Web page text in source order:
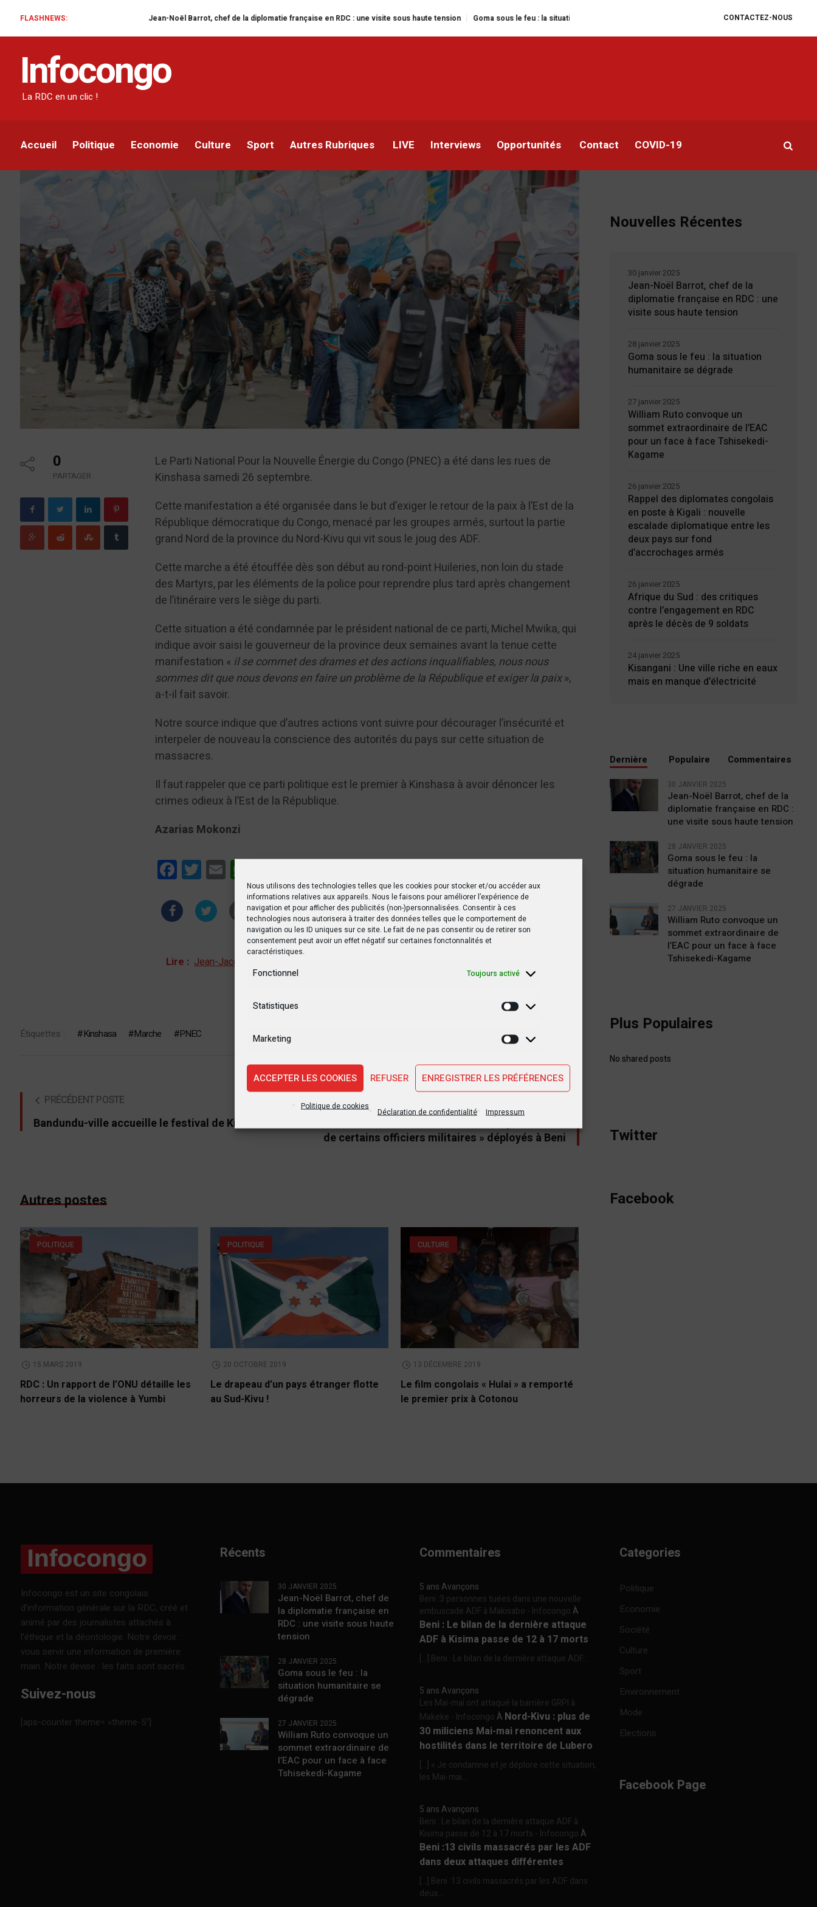
Nous utilisons des technologies telles que les cookies pour stocker et/ou accéder aux
informations relatives aux appareils. Nous le faisons pour améliorer l’expérience de
navigation et pour afficher des publicités (non-)personnalisées. Consentir à ces
technologies nous autorisera à traiter des données telles que le comportement de
navigation ou les ID uniques sur ce site. Le fait de ne pas consentir ou de retirer son
consentement peut avoir un effet négatif sur certaines fonctonnalités et
caractéristiques.
Fonctionnel Toujours activé
Statistiques
Statistiques
Marketing
Marketing
ACCEPTER LES COOKIES REFUSER ENREGISTRER LES PRÉFÉRENCES
Politique de cookies
Déclaration de confidentialité Impressum
CONTACTEZ-NOUS
FLASHNEWS: Jean-Noël Barrot, chef de la diplomatie française en RDC : une visite sous haute tension Goma sous le feu : la situation humanitaire se dégrade William Ruto convoque un sommet extraordinaire de
Infocongo
La RDC en un clic !
Accueil Politique Economie Culture Sport Autres Rubriques LIVE Interviews Opportunités Contact COVID-19
Kinshasa : Le PNEC dans la rue pour dénoncer les
tueries à l’Est du pays
0
PARTAGER
Le Parti National Pour la Nouvelle Énergie du Congo (PNEC) a été dans les rues de
Kinshasa samedi 26 septembre.
Cette manifestation a été organisée dans le but d’exiger le retour de la paix à l’Est de la
République démocratique du Congo, menacé par les groupes armés, surtout la partie
grand Nord de la province du Nord-Kivu qui vit sous le joug des ADF.
Cette marche a été étouffée dès son début au rond-point Huileries, non loin du stade
des Martyrs, par les éléments de la police pour reprendre plus tard après changement
de l’itinéraire vers le siège du parti.
Cette situation a été condamnée par le président national de ce parti, Michel Mwika, qui
indique avoir saisi le gouverneur de la province deux semaines avant la tenue cette
manifestation « il se commet des drames et des actions inqualifiables, nous nous
sommes dit que nous devons en faire un problème de la République et exiger la paix»,
a-t-il fait savoir.
Notre source indique que d’autres actions vont suivre pour décourager l’insécurité et
interpeler de nouveau la conscience des autorités du pays sur cette situation de
massacres.
Il faut rappeler que ce parti politique est le premier à Kinshasa à avoir dénoncer les
crimes odieux à l’Est de la République.
Azarias Mokonzi
FacebookTwitterEmail
Lire : Jean-Jacques Otshudiema: La TNT est opérationnelle en RDC
Étiquettes : Kinshasa Marche PNEC
PRÉCÉDENT POSTE
Bandundu-ville accueille le festival de Kimvuka
de certains officiers militaires » déployés à Beni
Autres postes
POLITIQUE
15 MARS 2019
RDC : Un rapport de l’ONU détaille les
horreurs de la violence à Yumbi
POLITIQUE
20 OCTOBRE 2019
Le drapeau d’un pays étranger flotte
au Sud-Kivu !
CULTURE
13 DÉCEMBRE 2019
Le film congolais « Hulai » a remporté
le premier prix à Cotonou
Nouvelles Récentes
Jean-Noël Barrot, chef de la
diplomatie française en RDC : une
visite sous haute tension
30 janvier 2025
Goma sous le feu : la situation
humanitaire se dégrade
28 janvier 2025
William Ruto convoque un
sommet extraordinaire de l’EAC
pour un face à face Tshisekedi-
Kagame
27 janvier 2025
Rappel des diplomates congolais
en poste à Kigali : nouvelle
escalade diplomatique entre les
deux pays sur fond
d’accrochages armés
26 janvier 2025
Afrique du Sud : des critiques
contre l’engagement en RDC
après le décès de 9 soldats
26 janvier 2025
Kisangani : Une ville riche en eaux
mais en manque d’électricité
24 janvier 2025
Dernière Populaire Commentaires
30 JANVIER 2025
Jean-Noël Barrot, chef de la
diplomatie française en RDC :
une visite sous haute tension
28 JANVIER 2025
Goma sous le feu : la
situation humanitaire se
dégrade
27 JANVIER 2025
William Ruto convoque un
sommet extraordinaire de
l’EAC pour un face à face
Tshisekedi-Kagame
Plus Populaires
No shared posts
Twitter
Facebook
Infocongo est un site congolais
d’information générale sur la RDC, créé et
animé par des journalistes attachés à
l’éthique et la déontologie. Notre devoir :
vous servir une information de première
main. Notre devise : les faits sont sacrés.
Suivez-nous
[aps-counter theme= »theme-5″]
Récents
30 JANVIER 2025
Jean-Noël Barrot, chef de
la diplomatie française en
RDC : une visite sous haute
tension
28 JANVIER 2025
Goma sous le feu : la
situation humanitaire se
dégrade
27 JANVIER 2025
William Ruto convoque un
sommet extraordinaire de
l’EAC pour un face à face
Tshisekedi-Kagame
Commentaires
5 ans Avançons
Beni :3 personnes tuées dans une nouvelle
embuscade ADF à Makisabo - InfocongoÀ
Beni : Le bilan de la dernière attaque
ADF à Kisima passe de 12 à 17 morts
[…] Beni : Le bilan de la dernière attaque ADF...
5 ans Avançons
Les Mai-mai ont attaqué la barrière GRPI à
Makeke - InfocongoÀ Nord-Kivu : plus de
30 miliciens Mai-mai renoncent aux
hostilités dans le territoire de Lubero
[…] « Je condamne et je déplore cette situation,
les Mai-mai...
5 ans Avançons
Beni : Le bilan de la dernière attaque ADF à
Kisima passe de 12 à 17 morts - InfocongoÀ
Beni :13 civils massacrés par les ADF
dans deux attaques différentes
[…] Beni :13 civils massacrés par les ADF dans
deux...
Categories
Politique
Economie
Société
Culture
Sport
Environnement
Mode
Elections
Facebook Page